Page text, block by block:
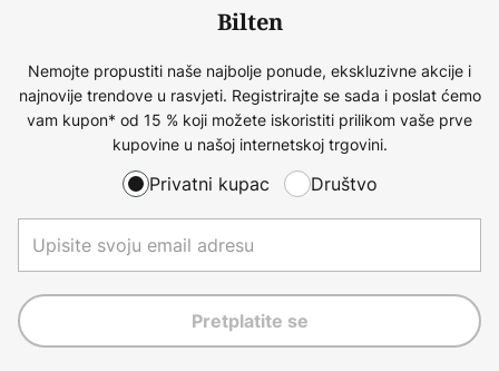
Bilten
Nemojte propustiti naše najbolje ponude, ekskluzivne akcije i
najnovije trendove u rasvjeti. Registrirajte se sada i poslat ćemo
vam kupon* od 15 % koji možete iskoristiti prilikom vaše prve
kupovine u našoj internetskoj trgovini.
Privatni kupac Društvo
Pretplatite se